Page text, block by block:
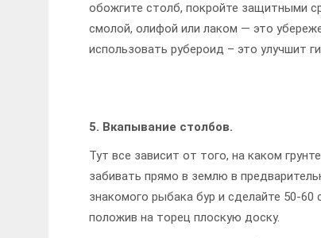
обожгите столб, покройте защитными
смолой, олифой или лаком — это
использовать рубероид – это улучшит
5. Вкапывание столбов.
Тут все зависит от того, на каком
забивать прямо в землю в
знакомого рыбака бур и сделайте 50-
положив на торец плоскую доску.